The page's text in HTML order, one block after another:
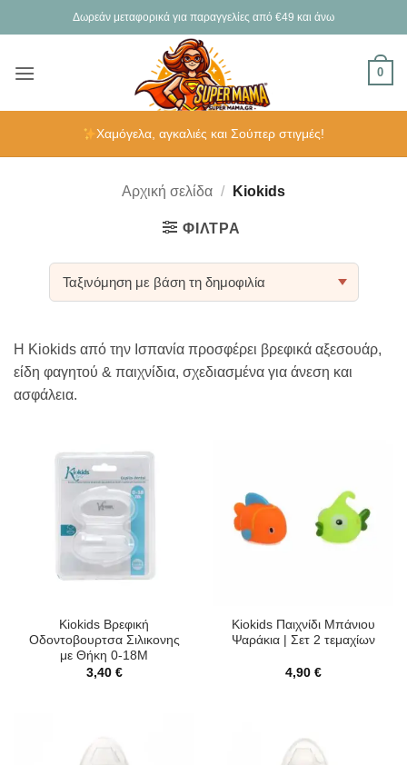
στο
Δωρεάν μεταφορικά για παραγγελίες από €49 και άνω
0
Χαμόγελα, αγκαλιές και Σούπερ στιγμές!
Αρχική σελίδα / Kiokids
ΦΊΛΤΡΑ
Η Kiokids από την Ισπανία προσφέρει βρεφικά αξεσουάρ,
είδη φαγητού & παιχνίδια, σχεδιασμένα για άνεση και
ασφάλεια.
Kiokids Βρεφική
Οδοντοβουρτσα Σιλικονης
με Θήκη 0-18Μ
3,40 €
Kiokids Παιχνίδι Μπάνιου
Ψαράκια | Σετ 2 τεμαχίων
4,90 €